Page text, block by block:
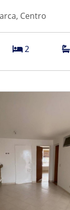
Centro
2